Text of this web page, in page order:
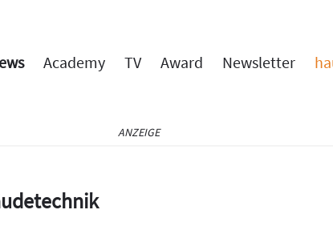
Academy TV Award Newsletter
ANZEIGE